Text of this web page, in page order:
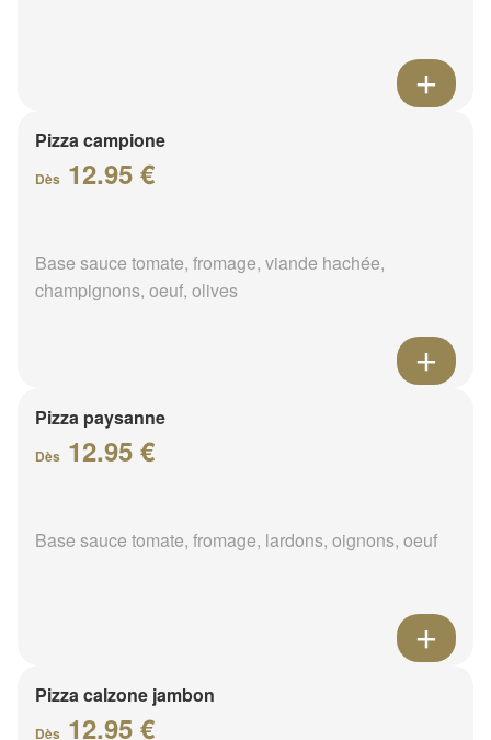
Pizza campione
Dès 12.95 €
Base sauce tomate, fromage, viande hachée,
champignons, oeuf, olives
Pizza paysanne
Dès 12.95 €
Base sauce tomate, fromage, lardons, oignons, oeuf
Pizza calzone jambon
Dès 12.95 €